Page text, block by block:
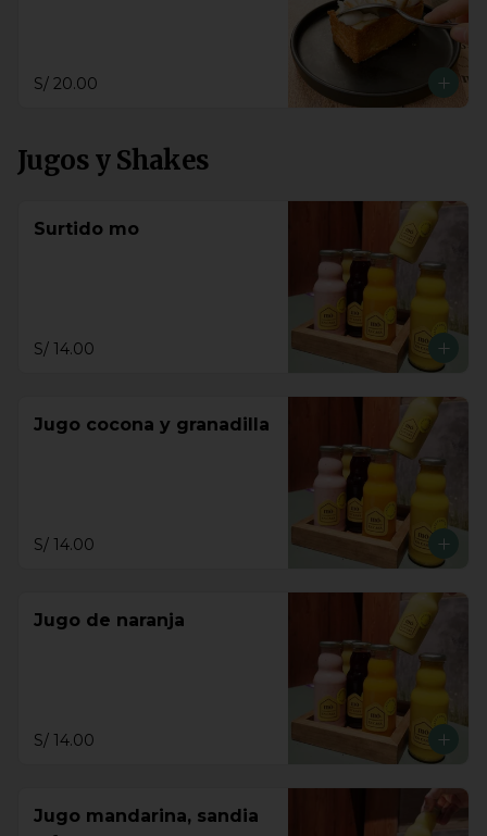
S/ 20.00
Jugos y Shakes
Surtido mo
S/ 14.00
Jugo cocona y granadilla
S/ 14.00
Jugo de naranja
S/ 14.00
Jugo mandarina, sandia